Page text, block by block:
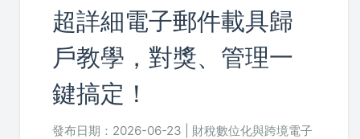
超詳細電子郵件載具歸
戶教學，對獎、管理一
鍵搞定！
發布日期：2026-06-23 | 財稅數位化與跨境電子